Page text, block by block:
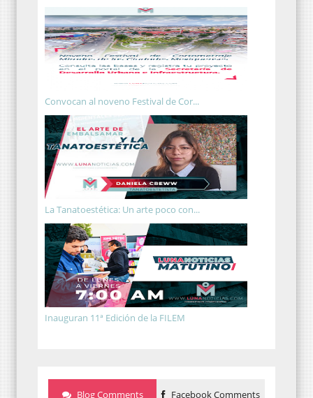
Convocan al noveno Festival de Cor...
La Tanatoestética: Un arte poco con...
Inauguran 11ª Edición de la FILEM
Blog Comments Facebook Comments